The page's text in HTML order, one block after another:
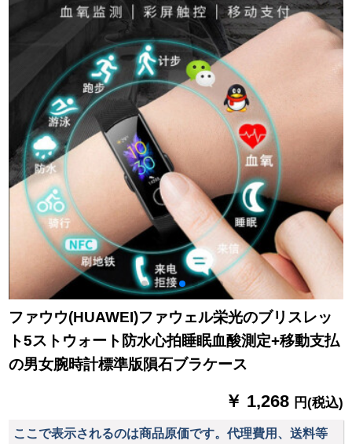
康计ステー睡眠モニ
リング着信息注意报
サイポートレート
Android B 30黒【ア
リタム健康注意】
ルウー栄光小米帯
動腕時計老人男女通
用黒。
ファウウ(HUAWEI)ファウェル栄光のブリスレッ
ト5ストウォート防水心拍睡眠血酸測定+移動支払
の男女腕時計標準版隕石ブラケース
￥ 1,268 円(税込)
ここで表示されるのは商品原価です。代理費用、送料等